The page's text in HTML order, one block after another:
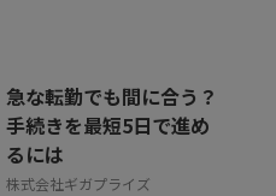
急な転勤でも間に合う？
手続きを最短5日で進め
るには
株式会社ギガプライズ